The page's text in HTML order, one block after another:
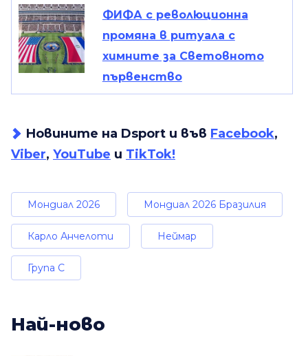
ФИФА с революционна
промяна в ритуала с
химните за Световното
първенство
Новините на Dsport и във Facebook,
Viber, YouTube и TikTok!
Мондиал 2026 Мондиал 2026 Бразилия
Карло Анчелоти Неймар
Група C
Най-ново